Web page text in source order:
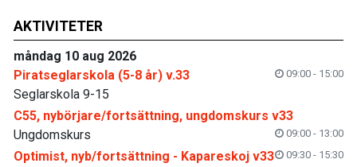
AKTIVITETER
måndag 10 aug 2026
Piratseglarskola (5-8 år) v.33
09:00 - 15:00
Seglarskola 9-15
C55, nybörjare/fortsättning, ungdomskurs v33
09:00 - 13:00
Ungdomskurs
Optimist, nyb/fortsättning - Kapareskoj v33
09:30 - 15:30